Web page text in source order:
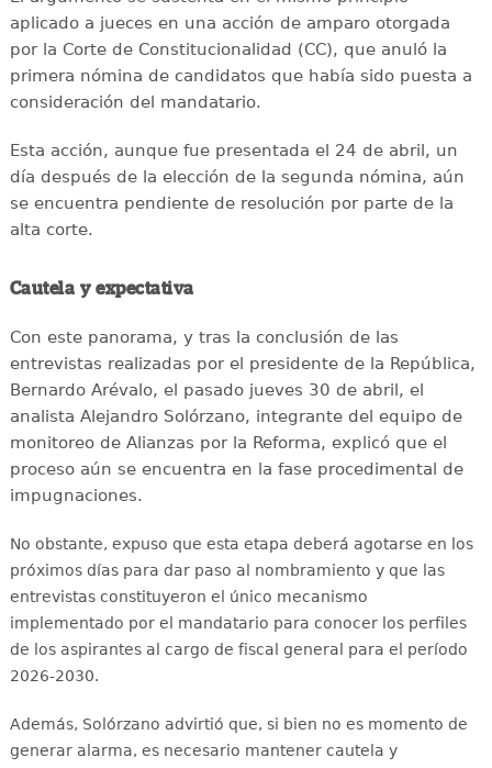
aplicado a jueces en una acción de amparo otorgada
por la Corte de Constitucionalidad (CC), que anuló la
primera nómina de candidatos que había sido puesta a
consideración del mandatario.
Esta acción, aunque fue presentada el 24 de abril, un
día después de la elección de la segunda nómina, aún
se encuentra pendiente de resolución por parte de la
alta corte.
Cautela y expectativa
Con este panorama, y tras la conclusión de las
entrevistas realizadas por el presidente de la República,
Bernardo Arévalo, el pasado jueves 30 de abril, el
analista Alejandro Solórzano, integrante del equipo de
monitoreo de Alianzas por la Reforma, explicó que el
proceso aún se encuentra en la fase procedimental de
impugnaciones.
No obstante, expuso que esta etapa deberá agotarse en los
próximos días para dar paso al nombramiento y que
las
entrevistas constituyeron el único mecanismo
implementado por el mandatario para conocer los perfiles
de los aspirantes al cargo de fiscal general para el período
2026-2030.
Además, Solórzano advirtió que, si bien no es momento de
generar alarma, es necesario mantener cautela y